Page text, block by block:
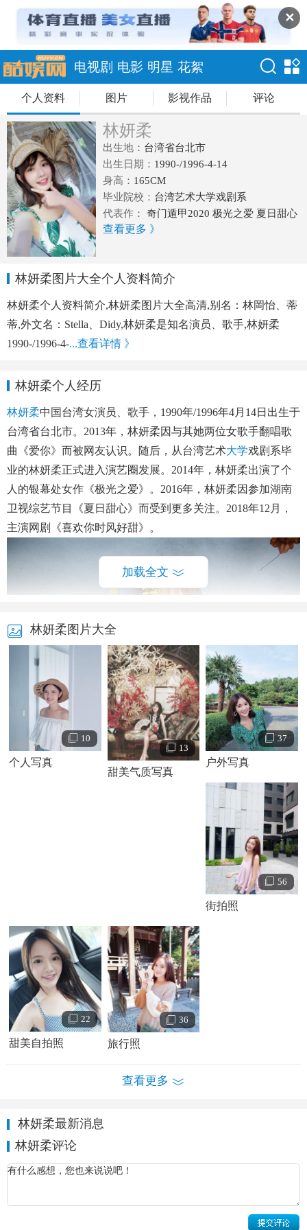
✕
电视剧 电影 明星 花絮
个人资料 图片 影视作品 评论
林妍柔
出生地： 台湾省台北市
出生日期： 1990-/1996-4-14
身高： 165CM
毕业院校： 台湾艺术大学戏剧系
代表作：
奇门遁甲2020 极光之爱 夏日甜心
我的战争
查看更多 》
林妍柔图片大全个人资料简介
林妍柔个人资料简介,林妍柔图片大全高清,别名：林岡怡、蒂
蒂,外文名：Stella、Didy,林妍柔是知名演员、歌手,林妍柔
1990-/1996-4-...查看详情 》
林妍柔个人经历
林妍柔中国台湾女演员、歌手 ，1990年/1996年4月14日出生于
台湾省台北市。2013年，林妍柔因与其她两位女歌手翻唱歌
曲《爱你》而被网友认识。随后，从台湾艺术大学戏剧系毕
业的林妍柔正式进入演艺圈发展。2014年，林妍柔出演了个
人的银幕处女作《极光之爱》。2016年，林妍柔因参加湖南
卫视综艺节目《夏日甜心》而受到更多关注。2018年12月，
主演网剧《喜欢你时风好甜》。
林妍柔个人资料简介 林妍柔个人写真
林妍柔个人资料简介简历档案：
林妍柔出身在一个“花草世家”，祖辈三代都自己种花养花，
父母在台北开了30年的花店，所以林妍柔从小就和花花草草
们打交道。小时候，父母在店里忙，她就一个人在家里和花
草们玩耍，同花草们说话。这些年幼时做过的看似“傻傻”的
小事，其实也透露着她和花草植物之间的深厚渊源，也成就
林妍柔演艺经历电视剧电影作品：
的选拔活动，但最终却未能入选。次年，林妍柔进入台湾艺
加载全文
林妍柔图片大全
10
个人写真
13
甜美气质写真
37
户外写真
56
街拍照
22
甜美自拍照
36
旅行照
查看更多
林妍柔最新消息
林妍柔评论